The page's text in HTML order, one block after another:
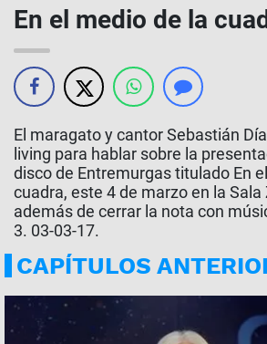
En el medio de la
El maragato y cantor Sebastián
living para hablar sobre la
disco de Entremurgas titulado En
cuadra, este 4 de marzo en la Sala
además de cerrar la nota con
3. 03-03-17.
CAPÍTULOS